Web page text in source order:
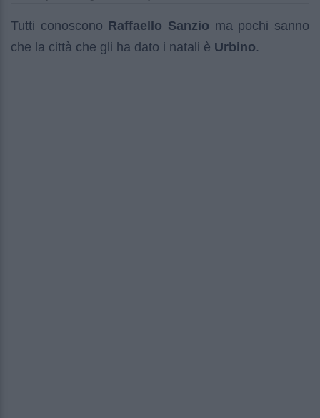
Tutti conoscono Raffaello Sanzio ma pochi sanno
che la città che gli ha dato i natali è Urbino.